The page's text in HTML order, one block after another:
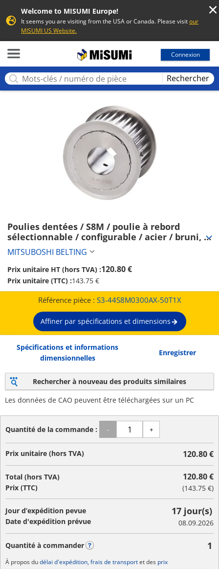
Welcome to MISUMI Europe!
It seems you are visiting from the USA or Canada. Please visitour
MISUMI US Website.
Connexion
Rechercher
Poulies dentées / S8M / poulie à rebord
sélectionnable / configurable / acier / bruni,
nickelé chimiquement / S8M0300 (S3-
44S8M0300AX-50T1X)
MITSUBOSHI BELTING
Prix unitaire HT (hors TVA) :120.80 €
Prix unitaire (TTC) :143.75 €
Référence pièce : S3-44S8M0300AX-50T1X
Affiner par spécifications et dimensions
Spécifications et informations
dimensionnelles
Enregistrer
Rechercher à nouveau des produits similaires
Les données de CAO peuvent être téléchargées sur un PC
Quantité de la commande : - +
Prix unitaire (hors TVA) 120.80 €
Total (hors TVA)
Prix (TTC)
120.80 €
(143.75 €)
Jour d’expédition pevue
Date d'expédition prévue
17 jour(s)
08.09.2026
Quantité à commander 1
À propos dudélai d'expédition, frais de transportet des prix